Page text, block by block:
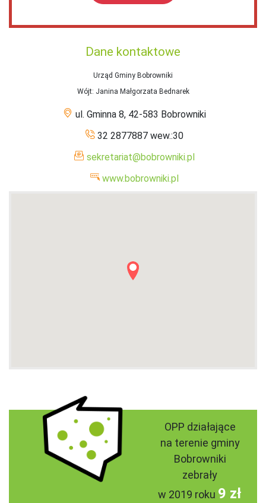
Dane kontaktowe
Urząd Gminy Bobrowniki
Wójt: Janina Małgorzata Bednarek
ul. Gminna 8, 42-583 Bobrowniki
32 2877887 wew.:30
sekretariat@bobrowniki.pl
www.bobrowniki.pl
OPP działające
na terenie gminy
Bobrowniki
zebrały
w 2019 roku 9 zł